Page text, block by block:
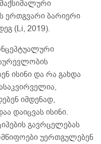
ერთგვარი ბარიერი
(Li, 2019).
ისინი და რა გახდა
იმდენად,
დაიცვას ისინი.
გავრცელებას
უერთგულებენ